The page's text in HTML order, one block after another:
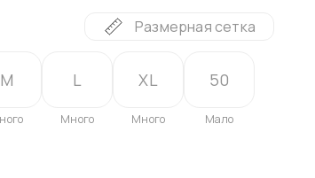
Размерная сетка
M L
Много
XL
Много
50
Мало